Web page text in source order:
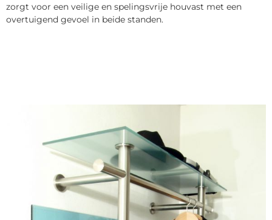
zorgt voor een veilige en spelingsvrije houvast met een
overtuigend gevoel in beide standen.